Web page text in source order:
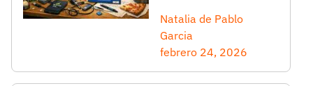
Natalia de Pablo
Garcia
febrero 24, 2026